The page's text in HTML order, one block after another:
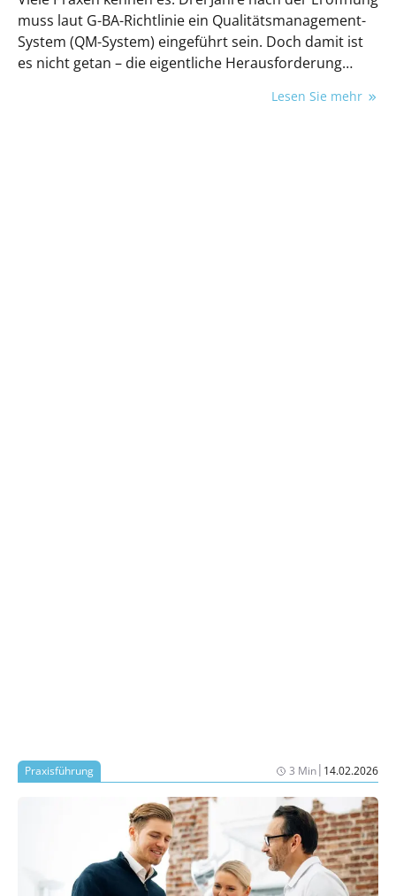
muss laut G-BA-Richtlinie ein Qualitätsmanagement-
System (QM-System) eingeführt sein. Doch damit ist
es nicht getan – die eigentliche Herausforderung
kontinuierlich weiterentwickeln. Doch wie lässt sich
Lesen Sie mehr
Praxisführung 3 Min| 14.02.2026